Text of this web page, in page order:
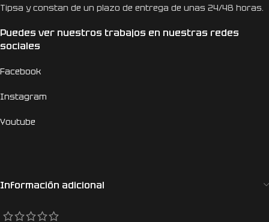
Tipsa y constan de un plazo de entrega de unas 24/48 horas.
Puedes ver nuestros trabajos en nuestras redes
sociales
Facebook
Instagram
Youtube
Información adicional